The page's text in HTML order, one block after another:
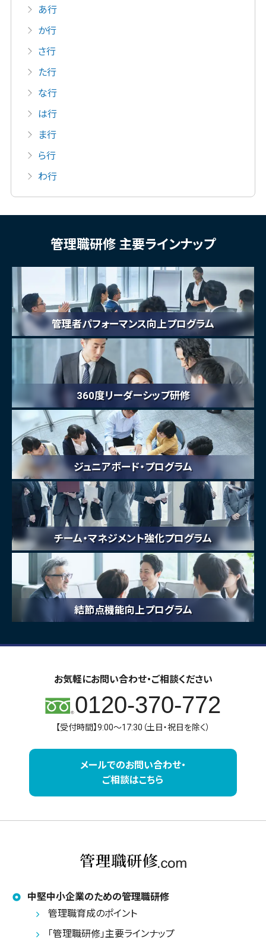
あ行
か行
さ行
た行
な行
は行
ま行
ら行
わ行
管理職研修 主要ラインナップ
管理者パフォーマンス向上プログラム
360度リーダーシップ研修
ジュニアボード・プログラム
チーム・マネジメント強化プログラム
結節点機能向上プログラム
お気軽にお問い合わせ・ご相談ください
0120-370-772
【受付時間】9:00～17:30（土日・祝日を除く）
メールでのお問い合わせ・
ご相談はこちら
中堅中小企業のための管理職研修
管理職育成のポイント
「管理職研修」主要ラインナップ